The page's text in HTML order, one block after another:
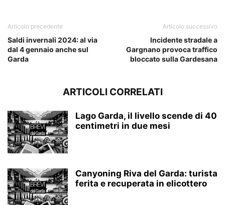
Articolo precedente
Saldi invernali 2024: al via
dal 4 gennaio anche sul
Garda
Articolo successivo
Incidente stradale a
Gargnano provoca traffico
bloccato sulla Gardesana
ARTICOLI CORRELATI
Lago Garda, il livello scende di 40
centimetri in due mesi
Canyoning Riva del Garda: turista
ferita e recuperata in elicottero